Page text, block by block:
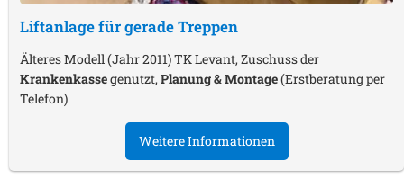
Liftanlage für gerade Treppen
Älteres Modell (Jahr 2011) TK Levant, Zuschuss der
Krankenkassegenutzt,Planung & Montage(Erstberatung per
Telefon)
Weitere Informationen